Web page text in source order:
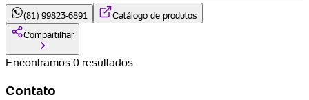
(81) 99823-6891
Catálogo de produtos
Compartilhar
Encontramos 0 resultados
Contato